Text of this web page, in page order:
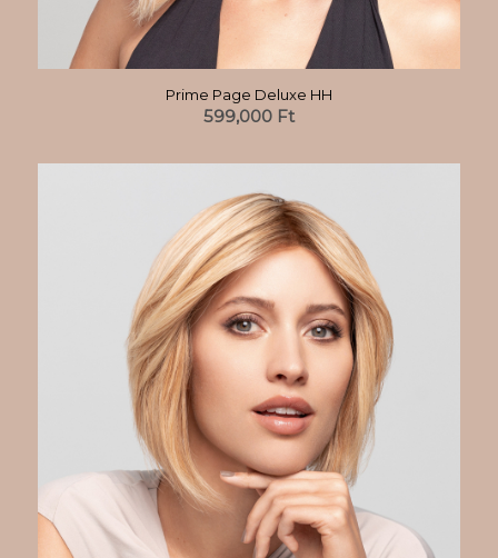
Prime Page Deluxe HH
599,000 Ft